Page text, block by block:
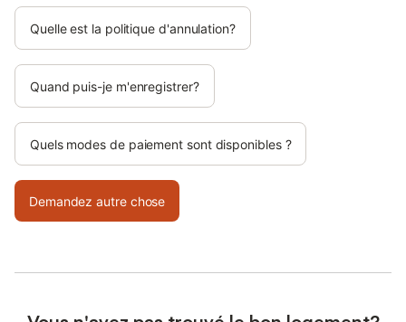
Quelle est la politique d'annulation?
Quand puis-je m'enregistrer?
Quels modes de paiement sont disponibles ?
Demandez autre chose